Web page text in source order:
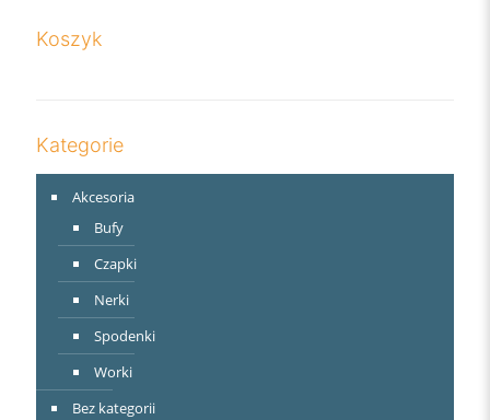
Koszyk
Kategorie
Akcesoria
Bufy
Czapki
Nerki
Spodenki
Worki
Bez kategorii